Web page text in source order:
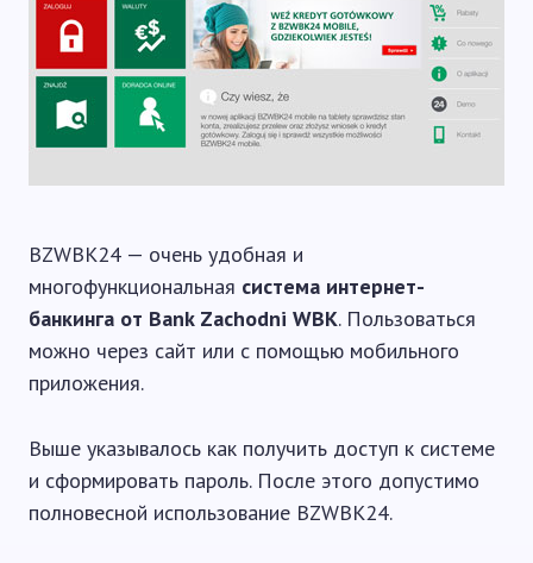
BZWBK24 — очень удобная и
многофункциональная система интернет-
банкинга от Bank Zachodni WBK. Пользоваться
можно через сайт или с помощью мобильного
приложения.
Выше указывалось как получить доступ к системе
и сформировать пароль. После этого допустимо
полновесной использование BZWBK24.